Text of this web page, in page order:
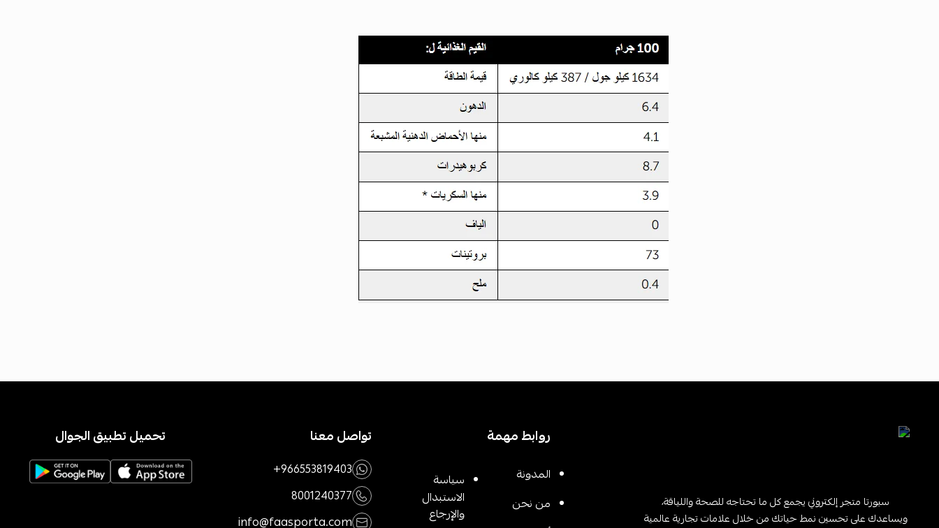
سبورتا متجر إلكتروني يجمع كل ما تحتاجه للصحة واللياقة،
ويساعدك على تحسين نمط حياتك من خلال علامات تجارية عالمية
روابط مهمة
المدونة
من نحن
سياسة
الاستبدال
والإرجاع
تواصل معنا
+966553819403
8001240377
info@faasporta.com
تحميل تطبيق الجوال